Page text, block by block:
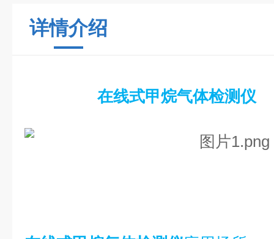
详情介绍
在线式甲烷气体检测仪